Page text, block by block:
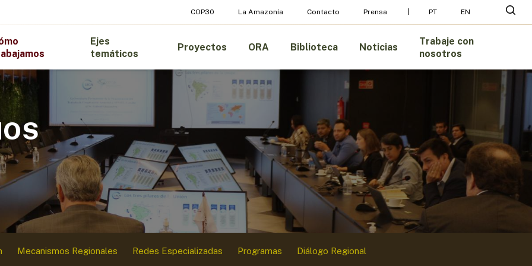
COP30 La Amazonía Contacto Prensa PT EN
Ejes
temáticos
Proyectos ORA Biblioteca Noticias
Trabaje con
nosotros
Mecanismos Regionales Redes Especializadas Programas Diálogo Regional
Menu